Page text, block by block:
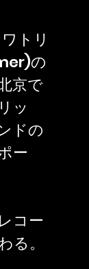
トリ
の
京で
ッ
ドの
ー
コー
る。